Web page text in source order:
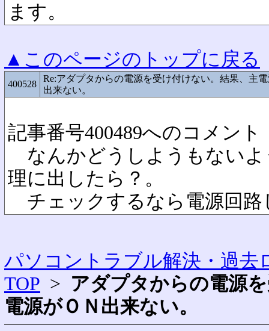
ます。
▲このページのトップに戻る
400528
Re:アダプタからの電源を受け付けない。結果、主
出来ない。
記事番号400489へのコメント
なんかどうしようもない
理に出したら？。
チェックするなら電源回
パソコントラブル解決・過去
TOP > アダプタからの電源
電源がＯＮ出来ない。